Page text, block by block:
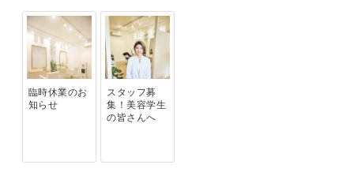
臨時休業のお
知らせ
スタッフ募
集！美容学生
の皆さんへ